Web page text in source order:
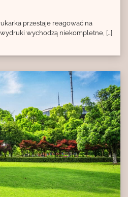
przestaje reagować na
wychodzą niekompletne, […]